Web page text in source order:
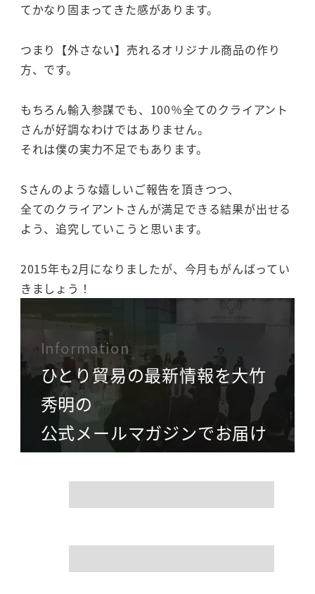
てかなり固まってきた感があります。
つまり【外さない】売れるオリジナル商品の作り
方、です。
もちろん輸入参謀でも、100％全てのクライアント
さんが好調なわけではありません。
それは僕の実力不足でもあります。
Sさんのような嬉しいご報告を頂きつつ、
全てのクライアントさんが満足できる結果が出せる
よう、追究していこうと思います。
2015年も2月になりましたが、今月もがんばってい
きましょう！
Information
ひとり貿易の最新情報を大竹
秀明の
公式メールマガジンでお届け